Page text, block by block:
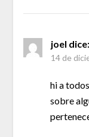
joel dice:
14 de
hi a
sobre